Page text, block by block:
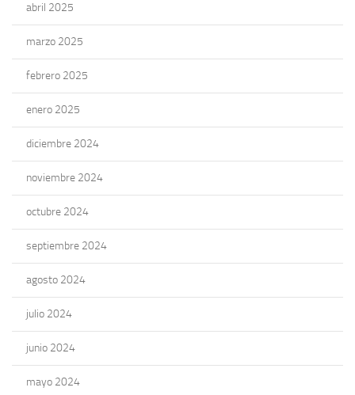
abril 2025
marzo 2025
febrero 2025
enero 2025
diciembre 2024
noviembre 2024
octubre 2024
septiembre 2024
agosto 2024
julio 2024
junio 2024
mayo 2024